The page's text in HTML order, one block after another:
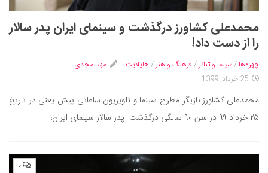
فرهنگ و هنر
سینما و تئاتر
موسیقی
چهره‌ها
عکاسی و هنرهای تجسمی
تاریخ
محمدعلی کشاورز درگذشت و سینمای ایران پدر سالار
را از دست داد!
چهره‌ها /سینما و تئاتر/ فرهنگ و هنر/ هایلایت
مهتا مجدی
25 خرداد, 1399
محمدعلی کشاورز بازیگر مطرح سینما و تلویزیون ساعاتی پیش یعنی در تاریخ
۲۵ خرداد ۹۹ در سن ۹۰ سالگی درگذشت. پدر سالار سینمای ایران،...
۰